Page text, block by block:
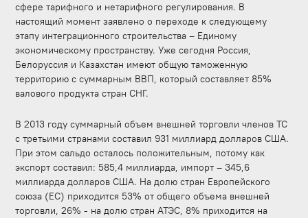
сфере тарифного и нетарифного регулирования. В
настоящий момент заявлено о переходе к следующему
этапу интеграционного строительства – Единому
экономическому пространству. Уже сегодня Россия,
Белоруссия и Казахстан имеют общую таможенную
территорию с суммарным ВВП, который составляет 85%
валового продукта стран СНГ.
В 2013 году суммарный объем внешней торговли членов ТС
с третьими странами составил 931 миллиард долларов США.
При этом сальдо осталось положительным, потому как
экспорт составил: 585,4 миллиарда, импорт – 345,6
миллиарда долларов США. На долю стран Европейского
союза (ЕС) приходится 53% от общего объема внешней
торговли, 26% - на долю стран АТЭС, 8% приходится на